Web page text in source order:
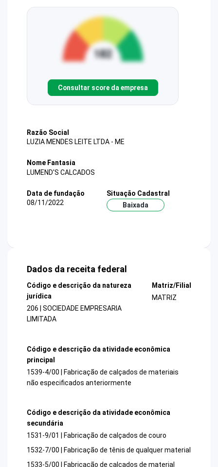
Consultar score da empresa
Razão Social
LUZIA MENDES LEITE LTDA - ME
Nome Fantasia
LUMEND'S CALCADOS
Data de fundação
08/11/2022
Situação Cadastral
Baixada
Dados da receita federal
Código e descrição da natureza
jurídica
206 | SOCIEDADE EMPRESARIA
LIMITADA
Matriz/Filial
MATRIZ
Código e descrição da atividade econômica
principal
1539-4/00 | Fabricação de calçados de materiais
não especificados anteriormente
Código e descrição da atividade econômica
secundária
1531-9/01 | Fabricação de calçados de couro
1532-7/00 | Fabricação de tênis de qualquer material
1533-5/00 | Fabricação de calçados de material